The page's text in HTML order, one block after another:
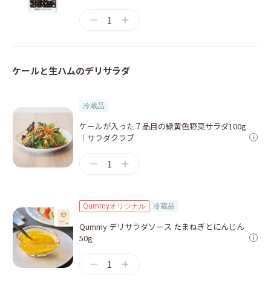
1
ケールと生ハムのデリサラダ
冷蔵品
ケールが入った７品目の緑黄色野菜サラダ100g
｜サラダクラブ
1
Qummyオリジナル 冷蔵品
Qummy デリサラダソース たまねぎとにんじん
50g
1